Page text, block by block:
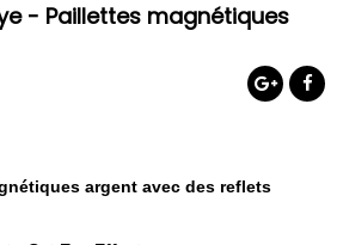
- Paillettes magnétiques
argent avec des reflets